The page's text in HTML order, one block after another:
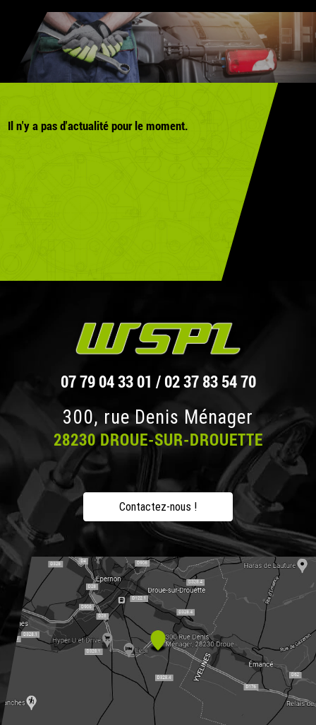
Il n'y a pas d'actualité pour le moment.
07 79 04 33 01 / 02 37 83 54 70
300, rue Denis Ménager
28230 DROUE-SUR-DROUETTE
Contactez-nous !